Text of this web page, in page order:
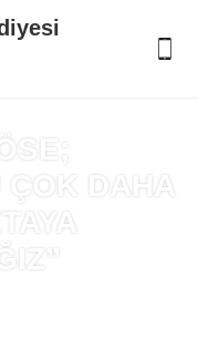
ÇOK DAHA